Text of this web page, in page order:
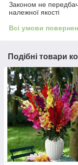
Законом не
належної якості
Всі умови
Подібні товари